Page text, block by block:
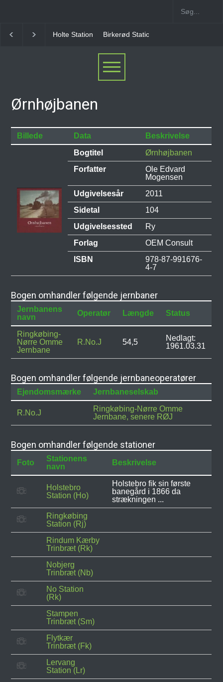
Holte Station Birkerød Station
Ørnhøjbanen
Billede Data
Beskrivelse
Bogtitel
Ørnhøjbanen
Forfatter
Ole Edvard
Mogensen
Udgivelsesår
2011
Sidetal
104
Udgivelsessted
Ry
Forlag
OEM Consult
ISBN
978-87-991676-
4-7
Bogen omhandler følgende jernbaner
Jernbanens
navn
Operatør Længde Status
Ringkøbing-
Nørre Omme
Jernbane
R.No.J 54,5
Nedlagt:
1961.03.31
Bogen omhandler følgende jernbaneoperatører
Ejendomsmærke Jernbaneselskab
R.No.J
Ringkøbing-Nørre Omme
Jernbane, senere RØJ
Bogen omhandler følgende stationer
Foto
Stationens
navn
Beskrivelse
Holstebro
Station (Ho)
Holstebro fik sin første
banegård i 1866 da
strækningen ...
Ringkøbing
Station (Rj)
Rindum Kærby
Trinbræt (Rk)
Nobjerg
Trinbræt (Nb)
No Station
(Rk)
Stampen
Trinbræt (Sm)
Flytkær
Trinbræt (Fk)
Lervang
Station (Lr)